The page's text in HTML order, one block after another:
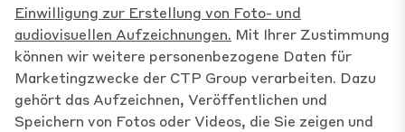
Einwilligung zur Erstellung von Foto- und
audiovisuellen Aufzeichnungen. Mit Ihrer Zustimmung
können wir weitere personenbezogene Daten für
Marketingzwecke der CTP Group verarbeiten. Dazu
gehört das Aufzeichnen, Veröffentlichen und
Speichern von Fotos oder Videos, die Sie zeigen und